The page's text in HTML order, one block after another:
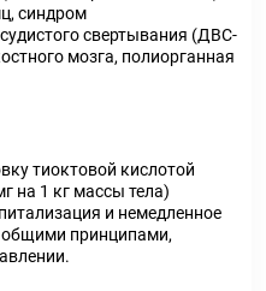
синдром
свертывания (ДВС-
мозга, полиорганная
тиоктовой кислотой
на 1 кг массы тела)
и немедленное
общими принципами,